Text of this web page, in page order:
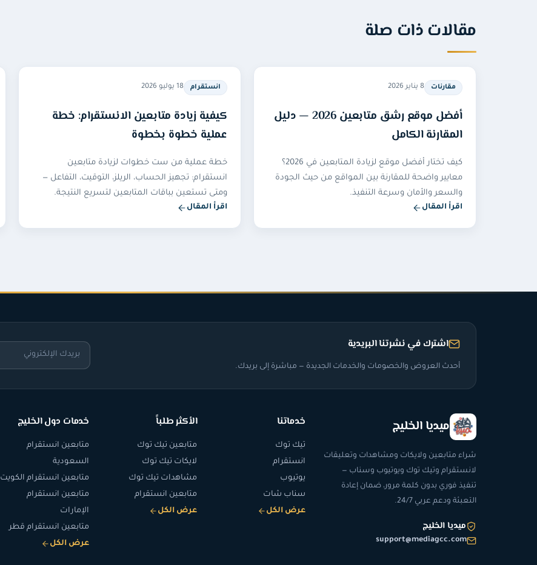
مقالات ذات صلة
مقارنات 8 يناير 2026
أفضل موقع رشق متابعين 2026 — دليل
المقارنة الكامل
كيف تختار أفضل موقع لزيادة المتابعين في 2026؟
معايير واضحة للمقارنة بين المواقع من حيث الجودة
والسعر والأمان وسرعة التنفيذ.
اقرأ المقال
انستقرام 18 يوليو 2026
كيفية زيادة متابعين الانستقرام: خطة
عملية خطوة بخطوة
خطة عملية من ست خطوات لزيادة متابعين
انستقرام: تجهيز الحساب، الريلز، التوقيت، التفاعل —
ومتى تستعين بباقات المتابعين لتسريع النتيجة.
اقرأ المقال
اشترك في نشرتنا البريدية
أحدث العروض والخصومات والخدمات الجديدة — مباشرة إلى بريدك.
ميديا الخليج
شراء متابعين ولايكات ومشاهدات وتعليقات
لانستقرام وتيك توك ويوتيوب وسناب —
تنفيذ فوري بدون كلمة مرور، ضمان إعادة
التعبئة ودعم عربي 24/7.
ميديا الخليج
support@mediagcc.com
خدماتنا
تيك توك
انستقرام
يوتيوب
سناب شات
عرض الكل
الأكثر طلباً
متابعين تيك توك
لايكات تيك توك
مشاهدات تيك توك
متابعين انستقرام
عرض الكل
خدمات دول الخليج
متابعين انستقرام
السعودية
متابعين انستقرام الكويت
متابعين انستقرام
الإمارات
متابعين انستقرام قطر
عرض الكل